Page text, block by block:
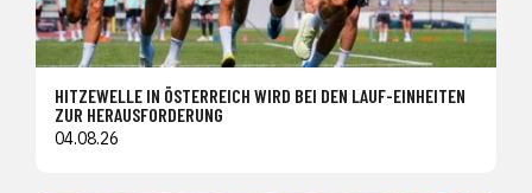
HITZEWELLE IN ÖSTERREICH WIRD BEI DEN LAUF-EINHEITEN
ZUR HERAUSFORDERUNG
04.08.26